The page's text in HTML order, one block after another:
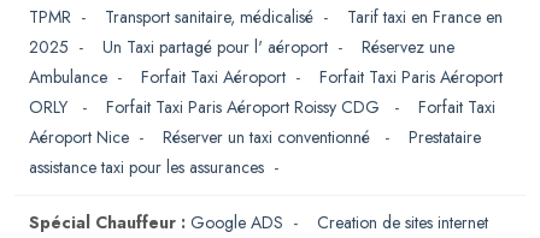
TPMR - Transport sanitaire, médicalisé - Tarif taxi en France en
2025 - Un Taxi partagé pour l' aéroport - Réservez une
Ambulance - Forfait Taxi Aéroport - Forfait Taxi Paris Aéroport
ORLY
- Forfait Taxi Paris Aéroport Roissy CDG - Forfait Taxi
Aéroport Nice - Réserver un taxi conventionné - Prestataire
assistance taxi pour les assurances -
Spécial Chauffeur : Google ADS - Creation de sites internet